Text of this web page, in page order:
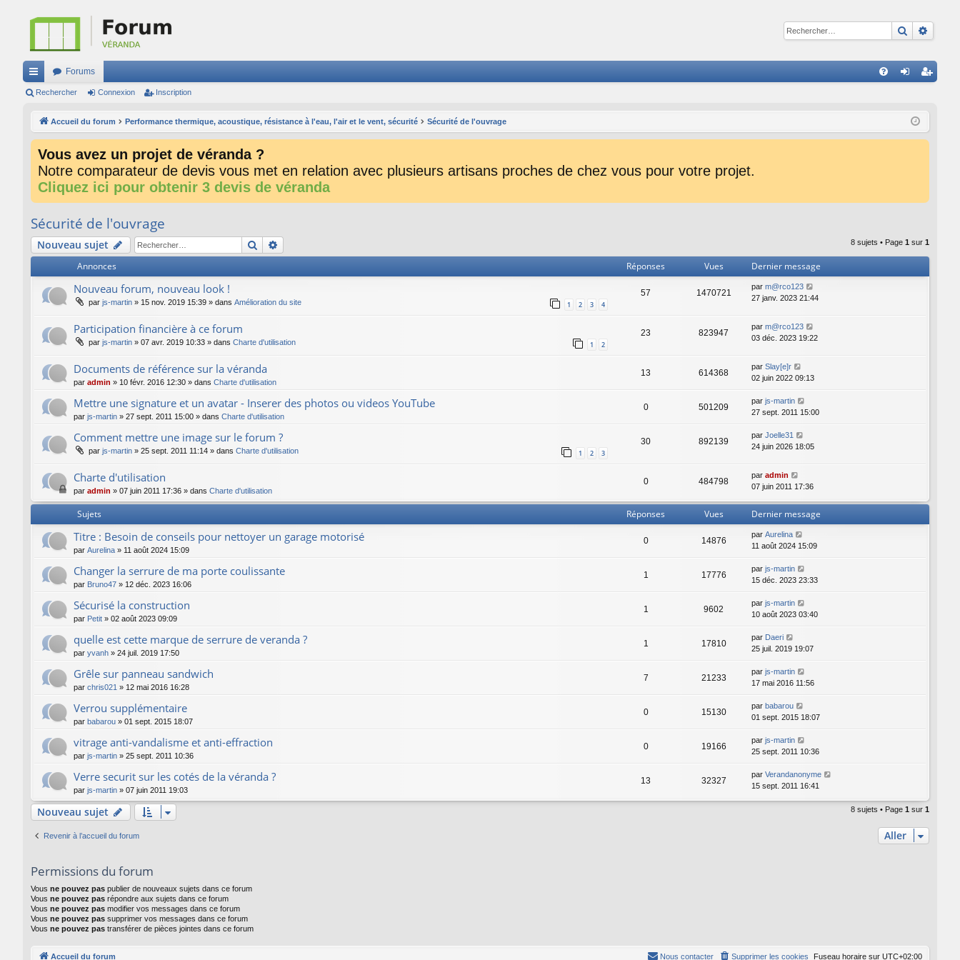
ac
Forums
cri
Rechercher Connexion Inscription
Accueil du forum Performance thermique, acoustique, résistance à l'eau, l'air et le vent, sécurité Sécurité de l'ouvrage
Vous avez un projet de véranda ?
Notre comparateur de devis vous met en relation avec plusieurs artisans proches de chez vous pour votre projet.
Cliquez ici pour obtenir 3 devis de véranda
Sécurité de l'ouvrage
Nouveau sujet Rechercher 8 sujets • Page 1 sur 1
Annonces Réponses Vues Dernier message
Nouveau forum, nouveau look !
par js-martin » 15 nov. 2019 15:39 » dans Amélioration du site 1 2 3 4
57 1470721
par m@rco123
27 janv. 2023 21:44
Participation financière à ce forum
par js-martin » 07 avr. 2019 10:33 » dans Charte d'utilisation 1 2
23 823947
par m@rco123
03 déc. 2023 19:22
Documents de référence sur la véranda
par admin » 10 févr. 2016 12:30 » dans Charte d'utilisation
13 614368
par Slay[e]r
02 juin 2022 09:13
Mettre une signature et un avatar - Inserer des photos ou videos YouTube
par js-martin » 27 sept. 2011 15:00 » dans Charte d'utilisation
0 501209
par js-martin
27 sept. 2011 15:00
Comment mettre une image sur le forum ?
par js-martin » 25 sept. 2011 11:14 » dans Charte d'utilisation 1 2 3
30 892139
par Joelle31
24 juin 2026 18:05
Charte d'utilisation
par admin » 07 juin 2011 17:36 » dans Charte d'utilisation
0 484798
par admin
07 juin 2011 17:36
Sujets Réponses Vues Dernier message
Titre : Besoin de conseils pour nettoyer un garage motorisé
par Aurelina » 11 août 2024 15:09
0 14876
par Aurelina
11 août 2024 15:09
Changer la serrure de ma porte coulissante
par Bruno47 » 12 déc. 2023 16:06
1 17776
par js-martin
15 déc. 2023 23:33
Sécurisé la construction
par Petit » 02 août 2023 09:09
1 9602
par js-martin
10 août 2023 03:40
quelle est cette marque de serrure de veranda ?
par yvanh » 24 juil. 2019 17:50
1 17810
par Daeri
25 juil. 2019 19:07
Grêle sur panneau sandwich
par chris021 » 12 mai 2016 16:28
7 21233
par js-martin
17 mai 2016 11:56
Verrou supplémentaire
par babarou » 01 sept. 2015 18:07
0 15130
par babarou
01 sept. 2015 18:07
vitrage anti-vandalisme et anti-effraction
par js-martin » 25 sept. 2011 10:36
0 19166
par js-martin
25 sept. 2011 10:36
Verre securit sur les cotés de la véranda ?
par js-martin » 07 juin 2011 19:03
13 32327
par Verandanonyme
15 sept. 2011 16:41
Nouveau sujet 8 sujets • Page 1 sur 1
Revenir à l’accueil du forum Aller
Permissions du forum
Vous ne pouvez pas publier de nouveaux sujets dans ce forum
Vous ne pouvez pas répondre aux sujets dans ce forum
Vous ne pouvez pas modifier vos messages dans ce forum
Vous ne pouvez pas supprimer vos messages dans ce forum
Vous ne pouvez pas transférer de pièces jointes dans ce forum
Accueil du forum Fuseau horaire sur UTC+02:00
Supprimer les cookies
Nous contacter